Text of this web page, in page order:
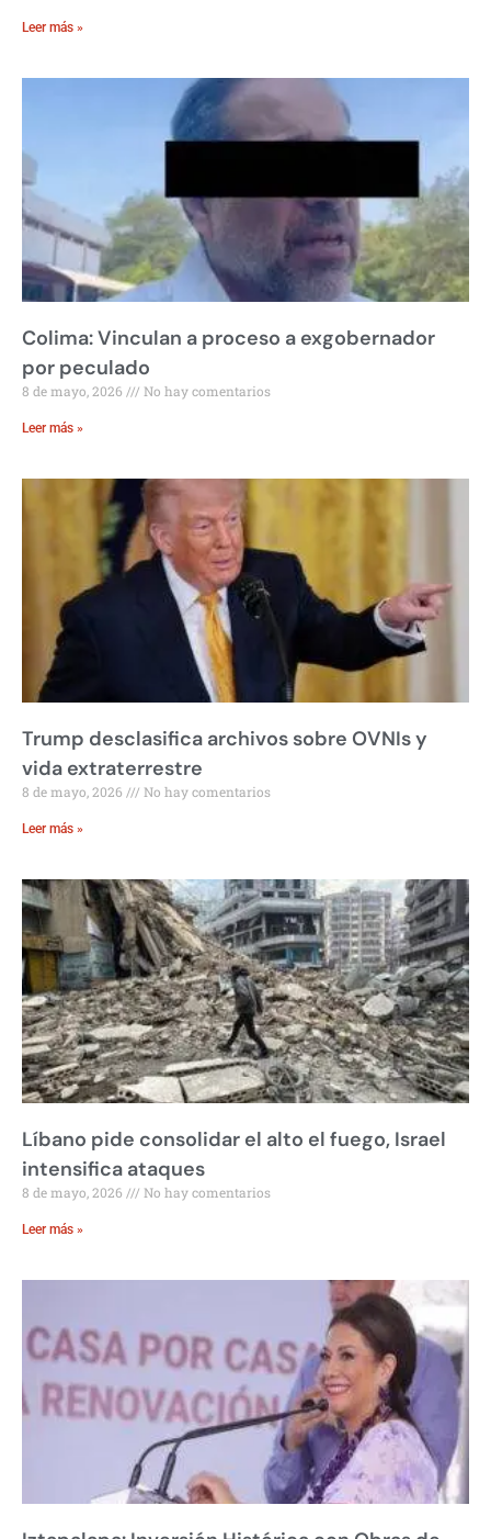
Leer más »
Colima: Vinculan a proceso a exgobernador
por peculado
8 de mayo, 2026 No hay comentarios
Leer más »
Trump desclasifica archivos sobre OVNIs y
vida extraterrestre
8 de mayo, 2026 No hay comentarios
Leer más »
Líbano pide consolidar el alto el fuego, Israel
intensifica ataques
8 de mayo, 2026 No hay comentarios
Leer más »